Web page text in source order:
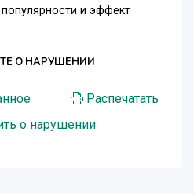
и эффект
О НАРУШЕНИИ
Распечатать
о нарушении